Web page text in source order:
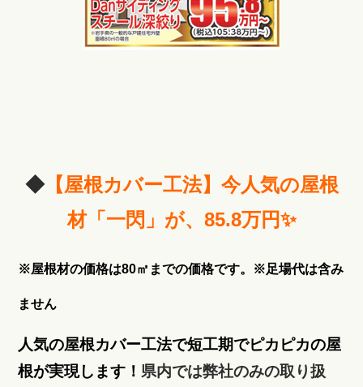
◆【屋根カバー工法】今人気の屋根
材「一閃」が、85.8万円✨
※屋根材の価格は80㎡までの価格です。 ※足場代は含み
ません
人気の屋根カバー工法で短工期でピカピカの屋
根が実現します！ 県内では弊社のみの取り扱